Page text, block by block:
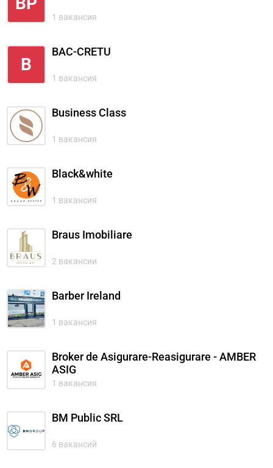
1 вакансия
B
BAC-CRETU
1 вакансия
Business Class
1 вакансия
Black&white
1 вакансия
Braus Imobiliare
2 вакансии
Barber Ireland
1 вакансия
Broker de Asigurare-Reasigurare - AMBER
ASIG
1 вакансия
BM Public SRL
6 вакансий